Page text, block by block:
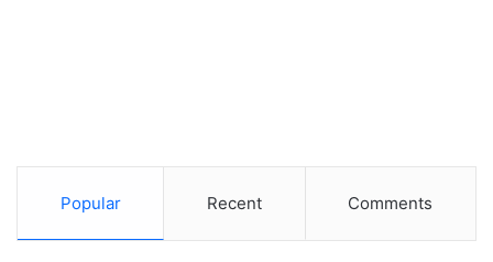
Popular Recent Comments